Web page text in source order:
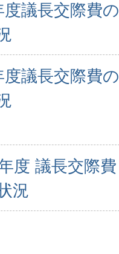
度議長交際費の
度議長交際費の
度 議長交際費
況